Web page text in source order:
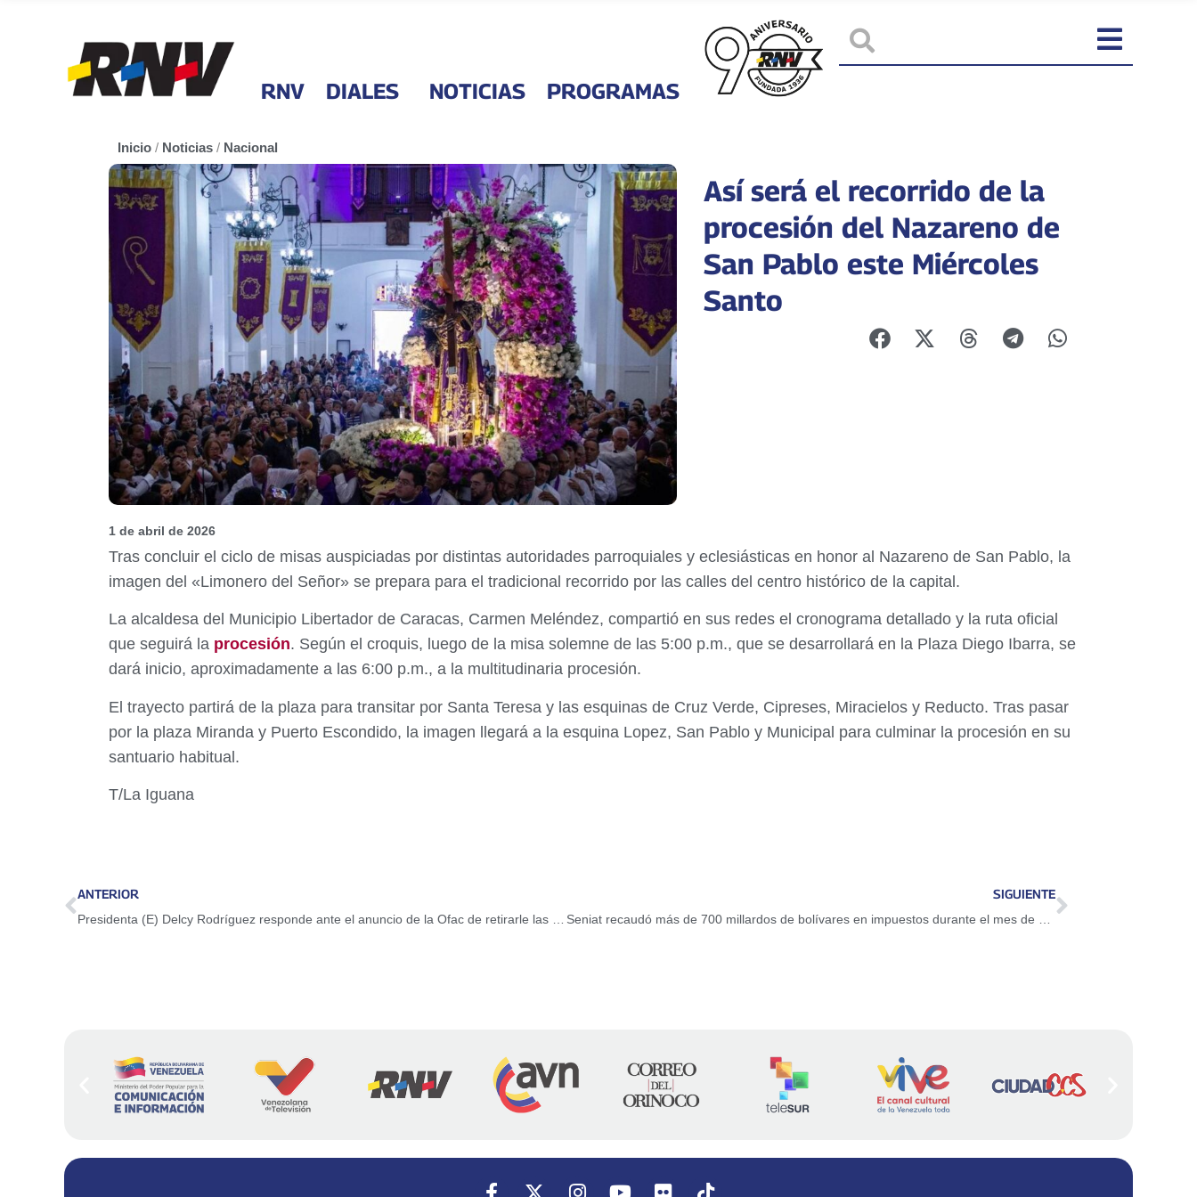
RNV DIALES NOTICIAS PROGRAMAS
Inicio / Noticias / Nacional
Así será el recorrido de la
procesión del Nazareno de
San Pablo este Miércoles
Santo
1 de abril de 2026
Tras concluir el ciclo de misas auspiciadas por distintas autoridades parroquiales y eclesiásticas en honor al Nazareno de San Pablo, la
imagen del «Limonero del Señor» se prepara para el tradicional recorrido por las calles del centro histórico de la capital.
La alcaldesa del Municipio Libertador de Caracas, Carmen Meléndez, compartió en sus redes el cronograma detallado y la ruta oficial
que seguirá la procesión. Según el croquis, luego de la misa solemne de las 5:00 p.m., que se desarrollará en la Plaza Diego Ibarra, se
dará inicio, aproximadamente a las 6:00 p.m., a la multitudinaria procesión.
El trayecto partirá de la plaza para transitar por Santa Teresa y las esquinas de Cruz Verde, Cipreses, Miracielos y Reducto. Tras pasar
por la plaza Miranda y Puerto Escondido, la imagen llegará a la esquina Lopez, San Pablo y Municipal para culminar la procesión en su
santuario habitual.
T/La Iguana
ANTERIOR
Presidenta (E) Delcy Rodríguez responde ante el anuncio de la Ofac de retirarle las sanciones
SIGUIENTE
Seniat recaudó más de 700 millardos de bolívares en impuestos durante el mes de marzo